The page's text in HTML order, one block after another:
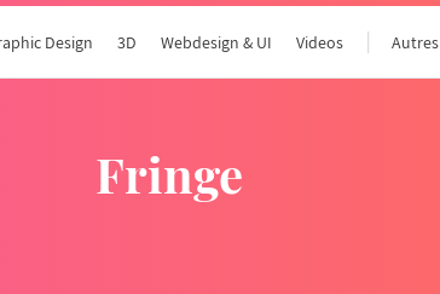
Design 3D Webdesign & UI Videos Autres
fringe